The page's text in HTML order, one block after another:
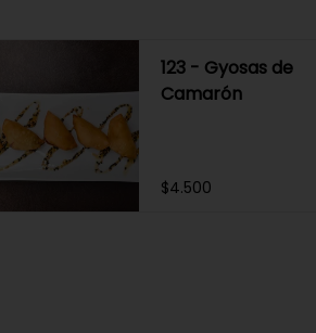
123 - Gyosas de
Camarón
$4.500